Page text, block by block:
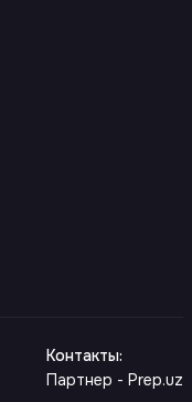
Контакты:
Партнер - Prep.uz